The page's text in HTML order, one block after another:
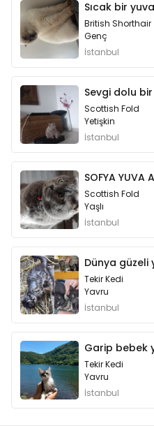
Sıcak bir
British Shorthair
Genç
İstanbul
Sevgi dolu
Scottish Fold
Yetişkin
İstanbul
SOFYA YUVA
Scottish Fold
Yaşlı
İstanbul
Dünya güzeli
Tekir Kedi
Yavru
İstanbul
Garip bebek
Tekir Kedi
Yavru
İstanbul